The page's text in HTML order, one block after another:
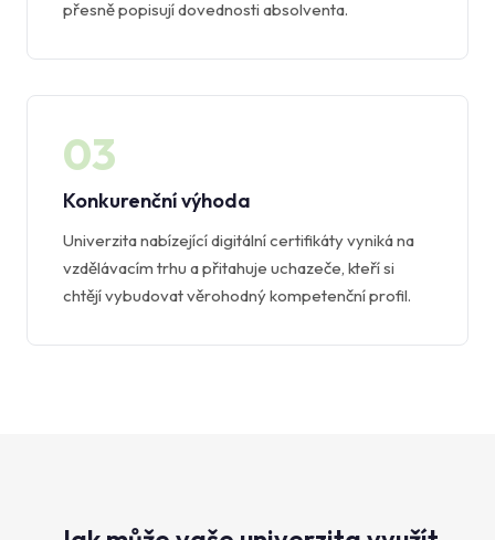
přesně popisují dovednosti absolventa.
03
Konkurenční výhoda
Univerzita nabízející digitální certifikáty vyniká na
vzdělávacím trhu a přitahuje uchazeče, kteří si
chtějí vybudovat věrohodný kompetenční profil.